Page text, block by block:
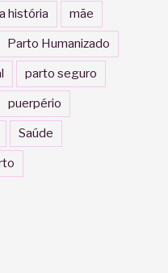
história mãe
Parto Humanizado
parto seguro
puerpério
Saúde